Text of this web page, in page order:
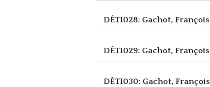
DÉTI028: Gachot, François
DÉTI029: Gachot, François
DÉTI030: Gachot, François